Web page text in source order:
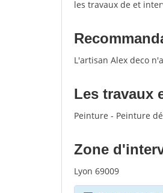
les travaux de et
L'artisan Alex deco
Les travaux
Peinture - Peinture
Zone
Lyon 69009